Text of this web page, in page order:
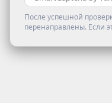
После успешной
перенаправлены. Если